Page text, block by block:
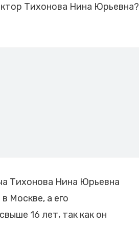
Тихонова Нина Юрьевна?
Тихонова Нина Юрьевна
Москве, а его
16 лет, так как он